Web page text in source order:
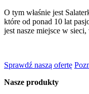
O tym właśnie jest
które od ponad 10 lat
jest nasze miejsce w
Sprawdź naszą ofertę
Nasze produkty